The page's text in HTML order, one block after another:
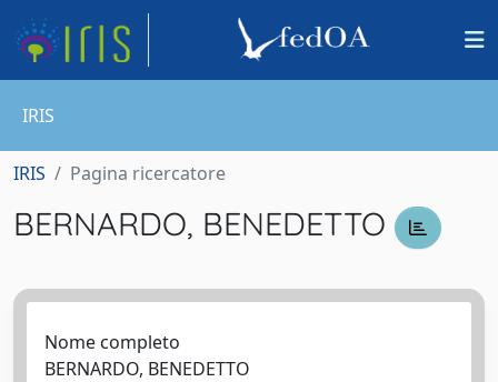
IRIS
IRIS Pagina ricercatore
BERNARDO, BENEDETTO
Nome completo
BERNARDO, BENEDETTO